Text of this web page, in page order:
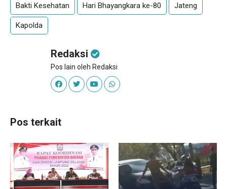
Bakti Kesehatan Hari Bhayangkara ke-80 Jateng
Kapolda
Redaksi
Pos lain oleh Redaksi
Pos terkait